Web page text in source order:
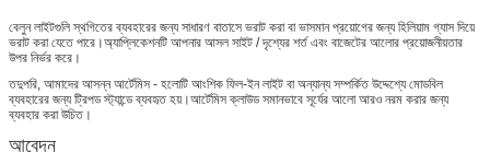
বেলুন লাইটগুলি স্থগিতের ব্যবহারের জন্য সাধারণ বাতাসে ভরাট করা বা ভাসমান প্রয়োগের জন্য হিলিয়াম গ্যাস দিয়ে
ভরাট করা যেতে পারে।অ্যাপ্লিকেশনটি আপনার আসল সাইট / দৃশ্যের শর্ত এবং বাজেটের আলোর প্রয়োজনীয়তার
উপর নির্ভর করে।
তদুপরি, আমাদের আসন্ন আর্টেমিস - হলোটি আংশিক ফিল-ইন লাইট বা অন্যান্য সম্পর্কিত উদ্দেশ্যে মোডবিল
ব্যবহারের জন্য ট্রিপড স্ট্যান্ডে ব্যবহৃত হয়।আর্টেমিস ক্লাউড সমানভাবে সূর্যের আলো আরও নরম করার জন্য
ব্যবহার করা উচিত।
আবেদন